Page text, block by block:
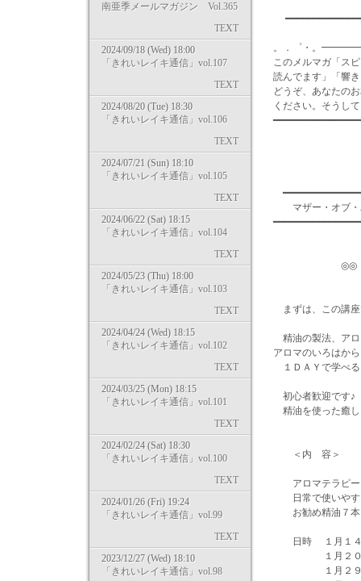
南亜季メールマガジン Vol.365
TEXT
2024/09/18 (Wed) 18:00
「きれいレイキ通信」vol.107
TEXT
2024/08/20 (Tue) 18:30
「きれいレイキ通信」vol.106
TEXT
2024/07/21 (Sun) 18:10
「きれいレイキ通信」vol.105
TEXT
2024/06/22 (Sat) 18:15
「きれいレイキ通信」vol.104
TEXT
2024/05/23 (Thu) 18:00
「きれいレイキ通信」vol.103
TEXT
2024/04/24 (Wed) 18:15
「きれいレイキ通信」vol.102
TEXT
2024/03/25 (Mon) 18:15
「きれいレイキ通信」vol.101
TEXT
2024/02/24 (Sat) 18:30
「きれいレイキ通信」vol.100
TEXT
2024/01/26 (Fri) 19:24
「きれいレイキ通信」vol.99
TEXT
2023/12/27 (Wed) 18:10
「きれいレイキ通信」vol.98
。．゜・。
このメルマガ「ス
読んでます」「響
どうぞ、あなたの
ください。そうし
マザー・オ
◎◎ ヒーリン
まずは、この講
精油の製法、アロ
アロマのいろはか
１ＤＡＹで学べ
初心者歓迎です♪
精油を使った癒し
＜内 容＞
アロマテラピー
日常で使いやす
お勧め精油７本
日時 １月１４日
１月２０日（
１月２９日（